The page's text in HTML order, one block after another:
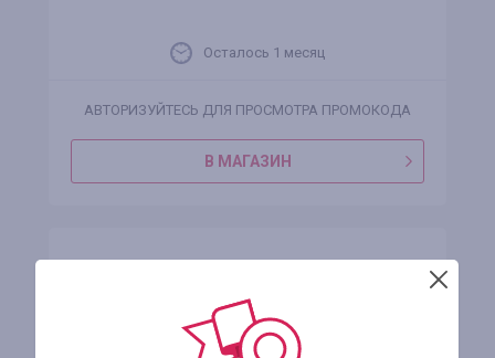
Осталось 1 месяц
АВТОРИЗУЙТЕСЬ ДЛЯ ПРОСМОТРА ПРОМОКОДА
В МАГАЗИН